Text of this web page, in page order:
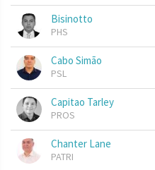
Bisinotto
PHS
Cabo Simão
PSL
Capitao Tarley
PROS
Chanter Lane
PATRI